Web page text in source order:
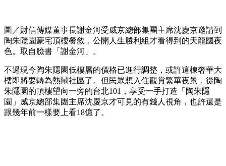
圖／財信傳媒董事長謝金河受威京總部集團主席沈慶京邀請到
陶朱隱園豪宅頂樓餐敘，公開人生勝利組才看得到的天龍國夜
色。取自臉書「謝金河」。
不過現今陶朱隱園低樓層的價格已進行調整，或許這棟奢華大
樓即將要轉為熱鬧社區了。但民眾想入住觀賞繁華夜景，從陶
朱隱園的頂樓望向一旁的台北101，享受一手打造「陶朱隱
園」威京總部集團主席沈慶京才可見的有錢人視角，也許還是
跟幾年前一樣要上看18億了。